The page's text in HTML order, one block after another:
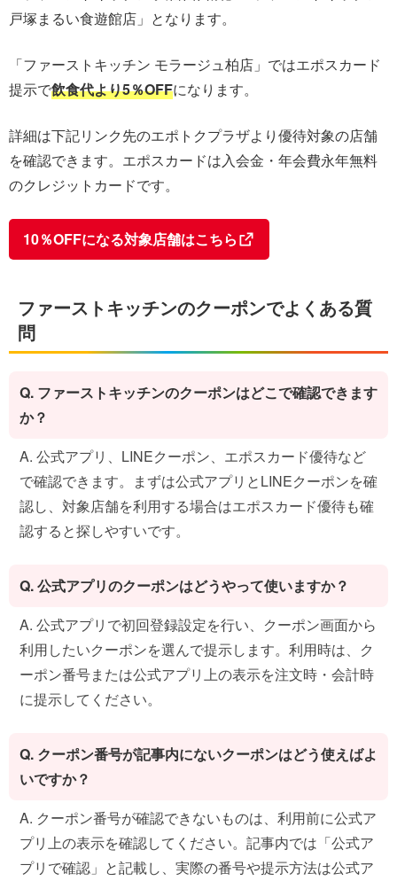
戸塚まるい食遊館店」となります。
「ファーストキッチン モラージュ柏店」ではエポスカード
提示で飲食代より5％OFFになります。
詳細は下記リンク先のエポトクプラザより優待対象の店舗
を確認できます。エポスカードは入会金・年会費永年無料
のクレジットカードです。
10％OFFになる対象店舗はこちら
ファーストキッチンのクーポンでよくある質
問
Q. ファーストキッチンのクーポンはどこで確認できます
か？
A. 公式アプリ、LINEクーポン、エポスカード優待など
で確認できます。まずは公式アプリとLINEクーポンを確
認し、対象店舗を利用する場合はエポスカード優待も確
認すると探しやすいです。
Q. 公式アプリのクーポンはどうやって使いますか？
A. 公式アプリで初回登録設定を行い、クーポン画面から
利用したいクーポンを選んで提示します。利用時は、ク
ーポン番号または公式アプリ上の表示を注文時・会計時
に提示してください。
Q. クーポン番号が記事内にないクーポンはどう使えばよ
いですか？
A. クーポン番号が確認できないものは、利用前に公式ア
プリ上の表示を確認してください。記事内では「公式ア
プリで確認」と記載し、実際の番号や提示方法は公式ア